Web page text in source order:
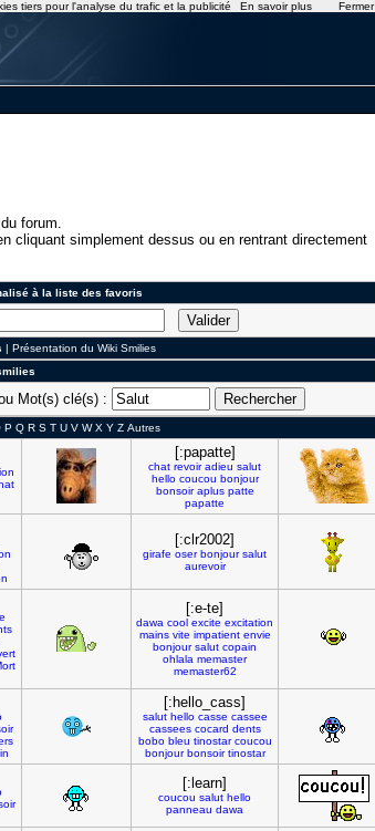
forum.
cliquant simplement dessus ou en rentrant directement
à la liste des favoris
| Présentation du Wiki Smilies
Mot(s) clé(s) :
P Q R S T U V W X Y Z Autres
[:papatte]
chat revoir adieu salut
hello coucou bonjour
bonsoir aplus patte
papatte
[:clr2002]
girafe oser bonjour salut
aurevoir
[:e-te]
dawa cool excite excitation
mains vite impatient envie
bonjour salut copain
ohlala memaster
memaster62
[:hello_cass]
salut hello casse cassee
cassees cocard dents
bobo bleu tinostar coucou
bonjour bonsoir tinostar
[:learn]
coucou salut hello
panneau dawa
tiers pour l'analyse du trafic et la publicité En savoir plus Fermer